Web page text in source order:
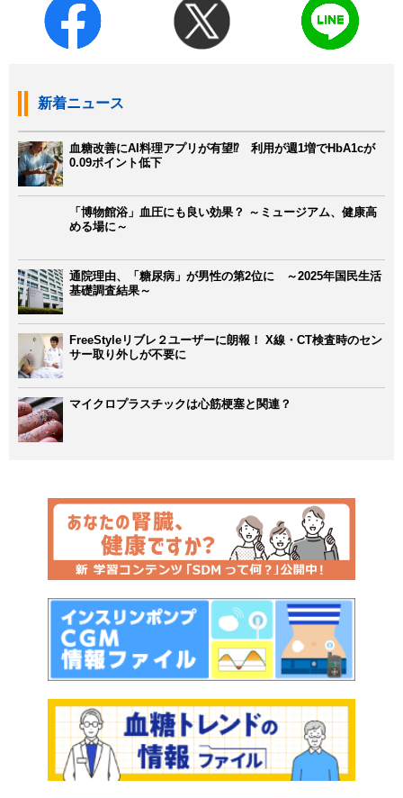
新着ニュース
血糖改善にAI料理アプリが有望⁉ 利用が週1増でHbA1cが
0.09ポイント低下
「博物館浴」血圧にも良い効果？ ～ミュージアム、健康高
める場に～
通院理由、「糖尿病」が男性の第2位に ～2025年国民生活
基礎調査結果～
FreeStyleリブレ２ユーザーに朗報！ X線・CT検査時のセン
サー取り外しが不要に
マイクロプラスチックは心筋梗塞と関連？